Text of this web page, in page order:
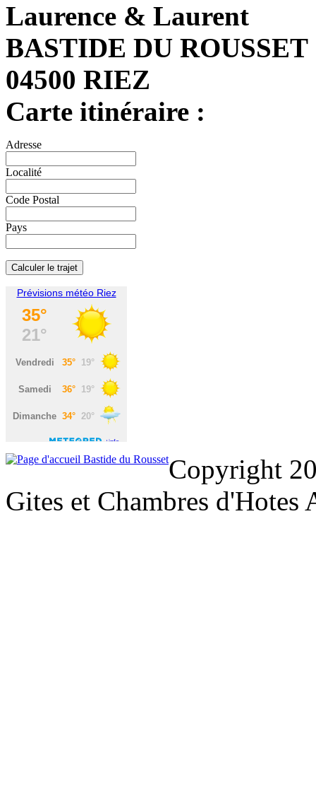
Laurence & Laurent
BASTIDE DU ROUSSET
04500 RIEZ
Carte itinéraire :
Adresse
Localité
Code Postal
Pays
Prévisions météo Riez
Copyright
Gites et Chambres d'Hotes